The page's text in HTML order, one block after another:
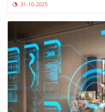
31-10-2025